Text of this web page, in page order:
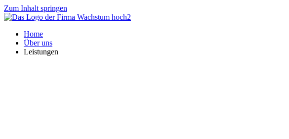
Zum Inhalt springen
Home
Über uns
Leistungen